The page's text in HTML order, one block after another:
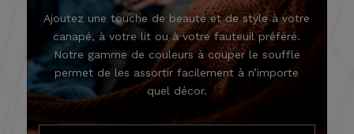
Ajoutez une touche de beauté et de style à votre
canapé, à votre lit ou à votre fauteuil préféré.
Notre gamme de couleurs à couper le souffle
permet de les assortir facilement à n’importe
quel décor.